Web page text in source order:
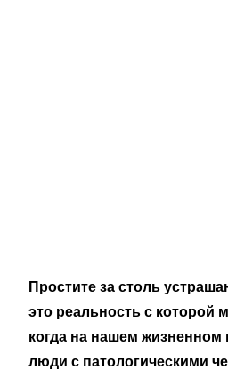
Простите за столь
это реальность с которой
когда на нашем жизненном
люди с патологическими